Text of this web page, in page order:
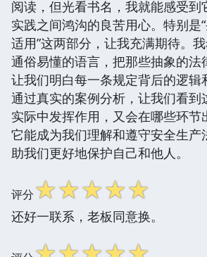
阅读，但光看书名，我就能感受到
实践之间鸿沟的良苦用心。特别是
适用”这两部分，让我充满期待。
通俗易懂的语言，把那些抽象的法
让我们明白每一条规定背后的逻辑
通过真实的案例分析，让我们看到
实际中发挥作用，又会在哪些环节
它能成为我们理解和遵守安全生产
助我们更好地保护自己和他人。
评分☆☆☆☆☆
还好一联系，老板同意换。